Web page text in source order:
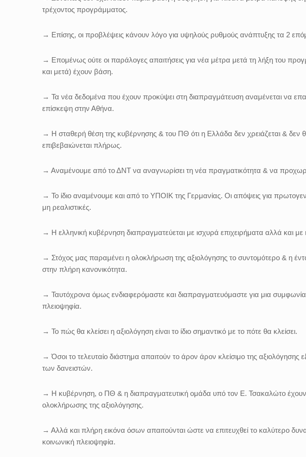
τρέχοντος προγράμματος.
→ Επίσης, οι προβλέψεις κάνουν λόγο για υψηλούς ρυθμούς ανάπτυξης τα 2
→ Επομένως ούτε οι παράλογες απαιτήσεις για νέα μέτρα μετά τη λήξη του
και μετά) έχουν βάση.
→ Τα νέα δεδομένα που έχουν προκύψει στη διαπραγμάτευση αναμένεται να
επίσκεψη στην Αθήνα.
→ Η σταθερή θέση της κυβέρνησης & του ΠΘ ότι η Ελλάδα δεν χρειάζεται & δεν
επιβεβαιώνεται πλήρως.
→ Αναμένουμε από το ΔΝΤ να αναγνωρίσει τη νέα πραγματικότητα & να
→ Το ίδιο αναμένουμε και από το ΥΠΟΙΚ της Γερμανίας. Οι απόψεις για
μη ρεαλιστικές.
→ Η ελληνική κυβέρνηση διαπραγματεύεται με ισχυρά επιχειρήματα αλλά και
→ Στόχος μας παραμένει η ολοκλήρωση της αξιολόγησης το συντομότερο & η
στην πλήρη κανονικότητα.
→ Ταυτόχρονα όμως ενδιαφερόμαστε και διαπραγματευόμαστε για μια
πλειοψηφία.
→ Το πώς θα κλείσει η αξιολόγηση είναι το ίδιο σημαντικό με το πότε θα κλείσει.
→ Όσοι το τελευταίο διάστημα απαιτoύν το άρον άρον κλείσιμο της αξιολόγησης
των δανειστών.
→ Η κυβέρνηση, ο ΠΘ & η διαπραγματευτική ομάδα υπό τον Ε. Τσακαλώτο έχουν
ολοκλήρωσης της αξιολόγησης.
→ Αλλά και πλήρη εικόνα όσων απαιτούνται ώστε να επιτευχθεί το καλύτερο
κοινωνική πλειοψηφία.